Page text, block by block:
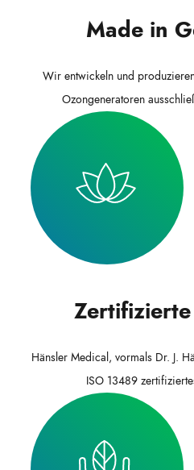
Made in
Wir entwickeln und
Ozongeneratoren
Hänsler Medical, vormals Dr. J.
ISO 13489